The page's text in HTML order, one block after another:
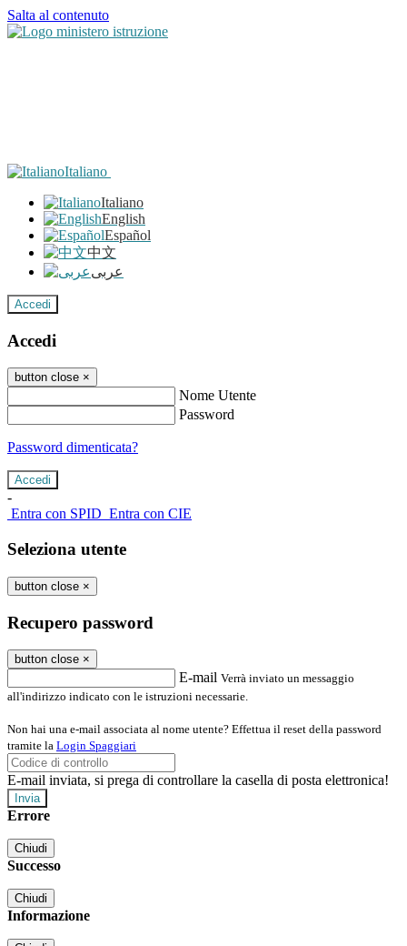
Salta al contenuto
Italiano
Italiano
English
Español
中文
عربى
Accedi
Accedi
button close ×
Nome Utente
Password
Password dimenticata?
-
Entra con SPID Entra con CIE
Seleziona utente
button close ×
Recupero password
button close ×
E-mail Verrà inviato un messaggio
all'indirizzo indicato con le istruzioni necessarie.
Non hai una e-mail associata al nome utente? Effettua il reset della password
tramite la Login Spaggiari
E-mail inviata, si prega di controllare la casella di posta elettronica!
Errore
Chiudi
Successo
Chiudi
Informazione